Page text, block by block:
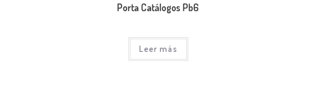
Porta Catálogos Pb6
Leer más